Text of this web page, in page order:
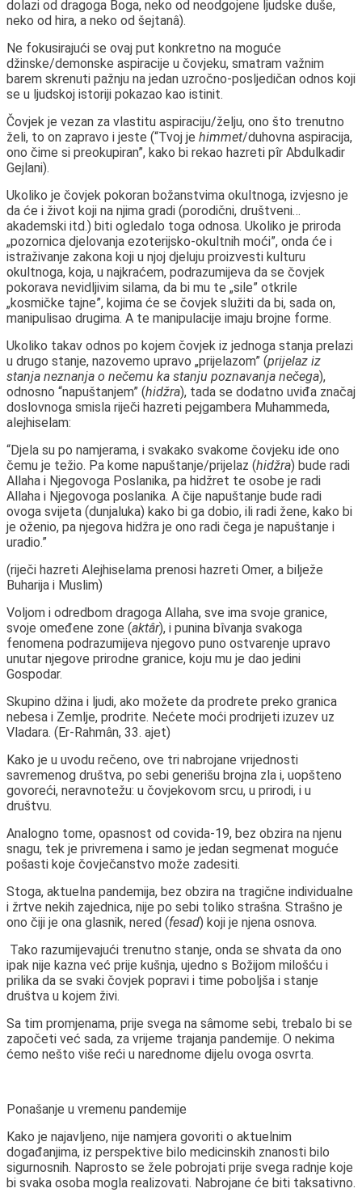
dolazi od dragoga Boga, neko od neodgojene ljudske duše,
neko od hira, a neko od šejtanâ).
Ne fokusirajući se ovaj put konkretno na moguće
džinske/demonske aspiracije u čovjeku, smatram važnim
barem skrenuti pažnju na jedan uzročno-posljedičan odnos koji
se u ljudskoj istoriji pokazao kao istinit.
Čovjek je vezan za vlastitu aspiraciju/želju, ono što trenutno
želi, to on zapravo i jeste (“Tvoj je himmet/duhovna aspiracija,
ono čime si preokupiran”, kako bi rekao hazreti pîr Abdulkadir
Gejlani).
Ukoliko je čovjek pokoran božanstvima okultnoga, izvjesno je
da će i život koji na njima gradi (porodični, društveni…
akademski itd.) biti ogledalo toga odnosa. Ukoliko je priroda
„pozornica djelovanja ezoterijsko-okultnih moći”, onda će i
istraživanje zakona koji u njoj djeluju proizvesti kulturu
okultnoga, koja, u najkraćem, podrazumijeva da se čovjek
pokorava nevidljivim silama, da bi mu te „sile” otkrile
„kosmičke tajne”, kojima će se čovjek služiti da bi, sada on,
manipulisao drugima. A te manipulacije imaju brojne forme.
Ukoliko takav odnos po kojem čovjek iz jednoga stanja prelazi
u drugo stanje, nazovemo upravo „prijelazom” (prijelaz iz
stanja neznanja o nečemu ka stanju poznavanja nečega),
odnosno “napuštanjem” (hidžra), tada se dodatno uviđa značaj
doslovnoga smisla riječi hazreti pejgambera Muhammeda,
alejhiselam:
“Djela su po namjerama, i svakako svakome čovjeku ide ono
čemu je težio. Pa kome napuštanje/prijelaz (hidžra) bude radi
Allaha i Njegovoga Poslanika, pa hidžret te osobe je radi
Allaha i Njegovoga poslanika. A čije napuštanje bude radi
ovoga svijeta (dunjaluka) kako bi ga dobio, ili radi žene, kako bi
je oženio, pa njegova hidžra je ono radi čega je napuštanje i
uradio.”
(riječi hazreti Alejhiselama prenosi hazreti Omer, a bilježe
Buharija i Muslim)
Voljom i odredbom dragoga Allaha, sve ima svoje granice,
svoje omeđene zone (aktâr), i punina bîvanja svakoga
fenomena podrazumijeva njegovo puno ostvarenje upravo
unutar njegove prirodne granice, koju mu je dao jedini
Gospodar.
Skupino džina i ljudi, ako možete da prodrete preko granica
nebesa i Zemlje, prodrite. Nećete moći prodrijeti izuzev uz
Vladara. (Er-Rahmân, 33. ajet)
Kako je u uvodu rečeno, ove tri nabrojane vrijednosti
savremenog društva, po sebi generišu brojna zla i, uopšteno
govoreći, neravnotežu: u čovjekovom srcu, u prirodi, i u
društvu.
Analogno tome, opasnost od covida-19, bez obzira na njenu
snagu, tek je privremena i samo je jedan segmenat moguće
pošasti koje čovječanstvo može zadesiti.
Stoga, aktuelna pandemija, bez obzira na tragične individualne
i žrtve nekih zajednica, nije po sebi toliko strašna. Strašno je
ono čiji je ona glasnik, nered (fesad) koji je njena osnova.
Tako razumijevajući trenutno stanje, onda se shvata da ono
ipak nije kazna već prije kušnja, ujedno s Božijom milošću i
prilika da se svaki čovjek popravi i time poboljša i stanje
društva u kojem živi.
Sa tim promjenama, prije svega na sâmome sebi, trebalo bi se
započeti već sada, za vrijeme trajanja pandemije. O nekima
ćemo nešto više reći u narednome dijelu ovoga osvrta.
Ponašanje u vremenu pandemije
Kako je najavljeno, nije namjera govoriti o aktuelnim
događanjima, iz perspektive bilo medicinskih znanosti bilo
sigurnosnih. Naprosto se žele pobrojati prije svega radnje koje
bi svaka osoba mogla realizovati. Nabrojane će biti taksativno.